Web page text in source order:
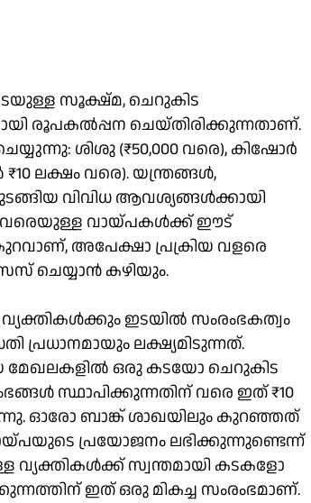
സൂക്ഷ്മ, ചെറുകിട
രൂപകൽപ്പന ചെയ്‌തിരിക്കുന്നതാണ്.
ശിശു (₹50,000 വരെ), കിഷോർ
ലക്ഷം വരെ). യന്ത്രങ്ങൾ,
വിവിധ ആവശ്യങ്ങൾക്കായി
വരെയുള്ള വായ്പകൾക്ക് ഈട്
അപേക്ഷാ പ്രക്രിയ വളരെ
ചെയ്യാൻ കഴിയും.
ഇടയിൽ സംരംഭകത്വം
പ്രധാനമായും ലക്ഷ്യമിടുന്നത്.
മേഖലകളിൽ ഒരു കടയോ ചെറുകിട
സ്ഥാപിക്കുന്നതിന് വരെ ഇത് ₹10
ഓരോ ബാങ്ക് ശാഖയിലും കുറഞ്ഞത്
പ്രയോജനം ലഭിക്കുന്നുണ്ടെന്ന്
വ്യക്തികൾക്ക് സ്വന്തമായി കടകളോ
ഇത് ഒരു മികച്ച സംരംഭമാണ്.